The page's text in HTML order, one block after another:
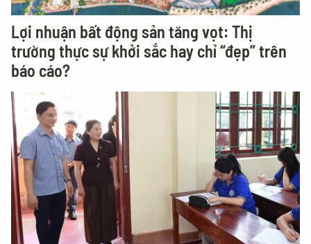
Lợi nhuận bất động sản tăng vọt: Thị
trường thực sự khởi sắc hay chỉ “đẹp” trên
báo cáo?